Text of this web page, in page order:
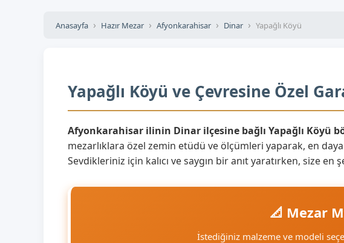
Anasayfa Hazır Mezar Afyonkarahisar Dinar Yapağlı Köyü
Yapağlı Köyü ve Çevresine Özel
Afyonkarahisar ilinin Dinar ilçesine bağlı Yapağlı Köyü
mezarlıklara özel zemin etüdü ve ölçümleri yaparak, en
Sevdikleriniz için kalıcı ve saygın bir anıt yaratırken, size
📐 Mezar
İstediğiniz malzeme ve modeli